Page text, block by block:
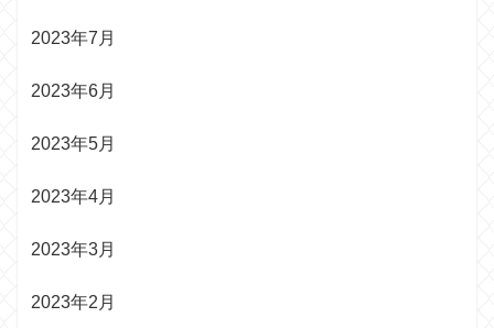
2023年7月
2023年6月
2023年5月
2023年4月
2023年3月
2023年2月